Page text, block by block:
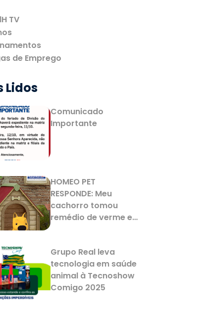
TV
de Emprego
Lidos
Comunicado
Importante
HOMEO PET
RESPONDE: Meu
cachorro tomou
remédio de verme e
normal?
Grupo Real leva
tecnologia em saúde
animal à Tecnoshow
Comigo 2025